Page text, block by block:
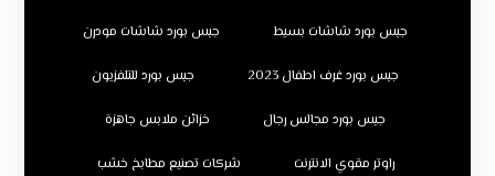
جبس بورد شاشات بسيط جبس بورد شاشات مودرن
جبس بورد غرف اطفال 2023 جبس بورد للتلفزيون
جبس بورد مجالس رجال خزائن ملابس جاهزة
راوتر مقوي الانترنت شركات تصنيع مطابخ خشب